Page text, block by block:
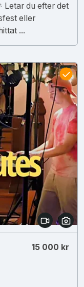
Letar du efter det
eller
...
15 000 kr